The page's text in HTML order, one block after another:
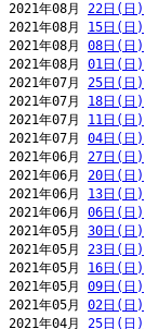
2021年08月 22日(日)
2021年08月 15日(日)
2021年08月 08日(日)
2021年08月 01日(日)
2021年07月 25日(日)
2021年07月 18日(日)
2021年07月 11日(日)
2021年07月 04日(日)
2021年06月 27日(日)
2021年06月 20日(日)
2021年06月 13日(日)
2021年06月 06日(日)
2021年05月 30日(日)
2021年05月 23日(日)
2021年05月 16日(日)
2021年05月 09日(日)
2021年05月 02日(日)
2021年04月 25日(日)